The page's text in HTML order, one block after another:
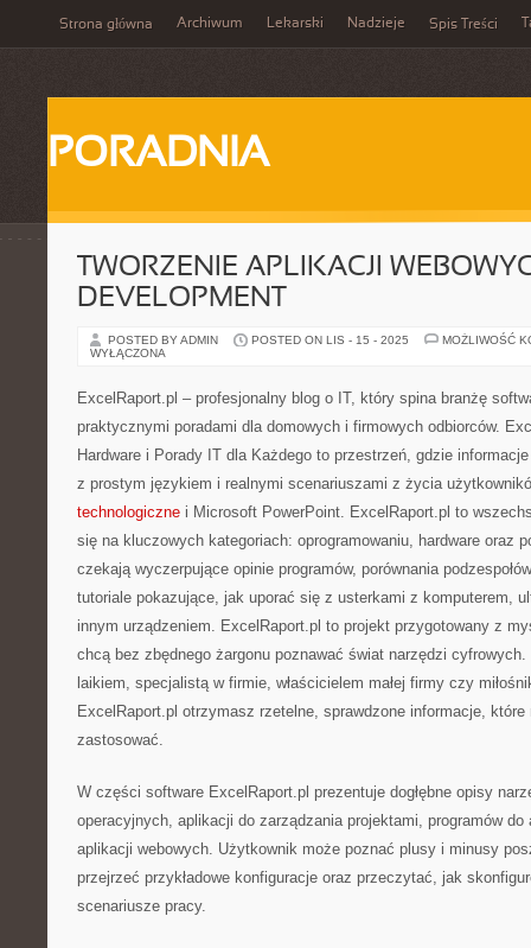
Strona główna Archiwum Lekarski Nadzieje Spis Treści
PORADNIA
TWORZENIE APLIKACJI
DEVELOPMENT
POSTED BY ADMIN POSTED ON LIS - 15 - 2025
MOŻLIWOŚĆ
WYŁĄCZONA
ExcelRaport.pl – profesjonalny blog o IT, który spina branżę
praktycznymi poradami dla domowych i firmowych odbiorców.
Hardware i Porady IT dla Każdego to przestrzeń, gdzie
z prostym językiem i realnymi scenariuszami z życia
technologiczne i Microsoft PowerPoint. ExcelRaport.pl to
się na kluczowych kategoriach: oprogramowaniu, hardware oraz
czekają wyczerpujące opinie programów, porównania
tutoriale pokazujące, jak uporać się z usterkami z komputerem,
innym urządzeniem. ExcelRaport.pl to projekt przygotowany z
chcą bez zbędnego żargonu poznawać świat narzędzi
laikiem, specjalistą w firmie, właścicielem małej firmy czy
ExcelRaport.pl otrzymasz rzetelne, sprawdzone informacje,
zastosować.
W części software ExcelRaport.pl prezentuje dogłębne opisy
operacyjnych, aplikacji do zarządzania projektami, programów
aplikacji webowych. Użytkownik może poznać plusy i minusy
przejrzeć przykładowe konfiguracje oraz przeczytać, jak
scenariusze pracy.